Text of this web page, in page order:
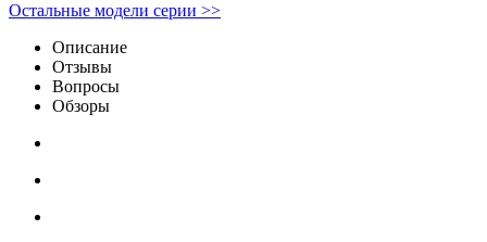
Остальные модели серии >>
Описание
Отзывы
Вопросы
Обзоры